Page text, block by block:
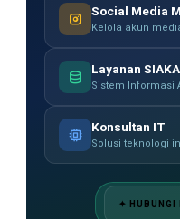
Social Media
Kelola akun
Layanan
Sistem Informasi
Konsultan IT
Solusi teknologi
✦ HUBUNGI